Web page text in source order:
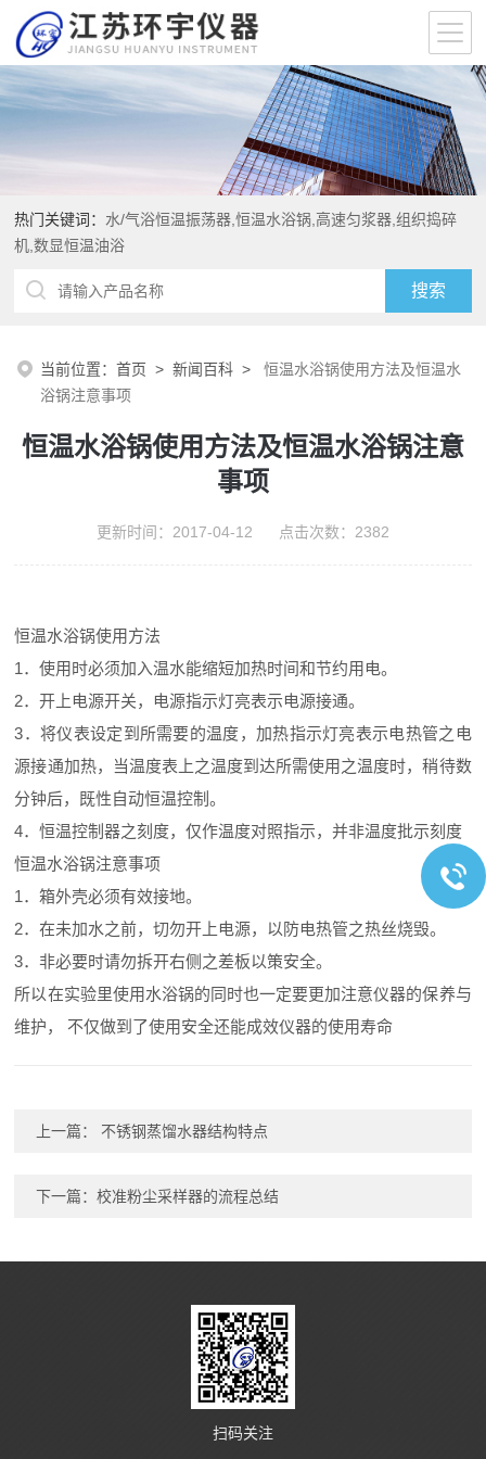
热门关键词： 水/气浴恒温振荡器,恒温水浴锅,高速匀浆器,组织捣碎
机,数显恒温油浴
当前位置：首页 >新闻百科 >
恒温水浴锅使用方法及恒温水
浴锅注意事项
恒温水浴锅使用方法及恒温水浴锅注意
事项
更新时间：2017-04-12 点击次数：2382
恒温水浴锅使用方法
1．使用时必须加入温水能缩短加热时间和节约用电。
2．开上电源开关，电源指示灯亮表示电源接通。
3．将仪表设定到所需要的温度，加热指示灯亮表示电热管之电
源接通加热，当温度表上之温度到达所需使用之温度时，稍待数
分钟后，既性自动恒温控制。
4．恒温控制器之刻度，仅作温度对照指示，并非温度批示刻度
恒温水浴锅注意事项
1．箱外壳必须有效接地。
2．在未加水之前，切勿开上电源，以防电热管之热丝烧毁。
3．非必要时请勿拆开右侧之差板以策安全。
所以在实验里使用水浴锅的同时也一定要更加注意仪器的保养与
维护， 不仅做到了使用安全还能成效仪器的使用寿命
上一篇： 不锈钢蒸馏水器结构特点
下一篇：校准粉尘采样器的流程总结
扫码关注